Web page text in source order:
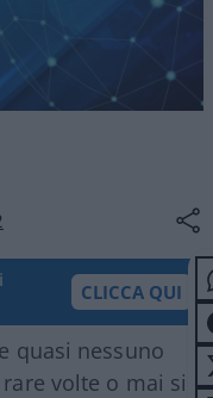
CLICCA QUI
quasi nessuno
volte o mai si